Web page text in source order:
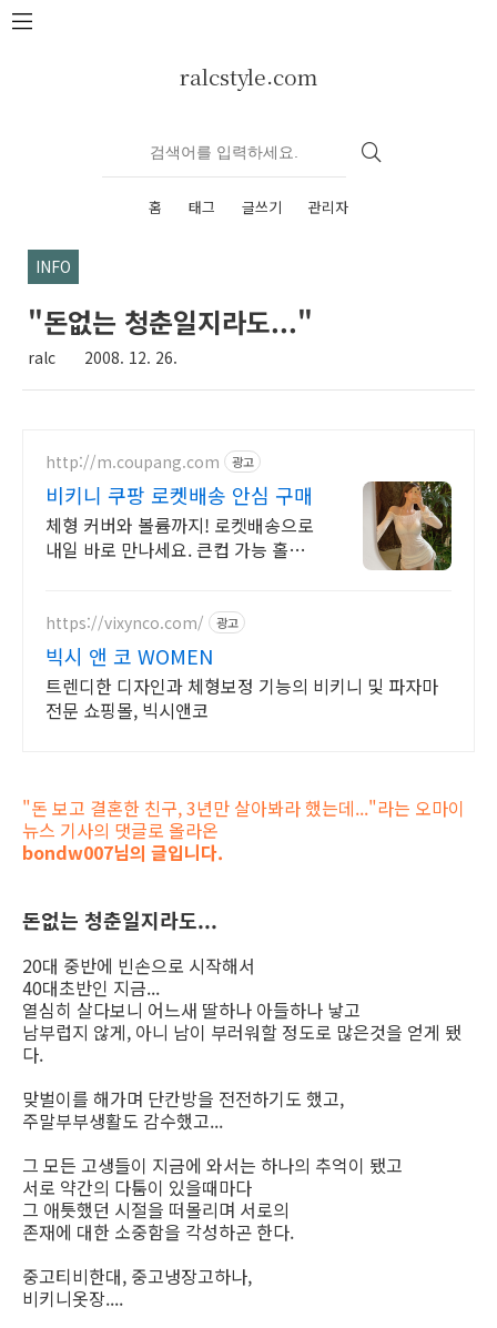
본문 바로가기
ralcstyle.com
홈 태그 글쓰기 관리자
INFO
"돈없는 청춘일지라도..."
ralc 2008. 12. 26.
http://m.coupang.com 광고
비키니 쿠팡 로켓배송 안심 구매
체형 커버와 볼륨까지! 로켓배송으로
내일 바로 만나세요. 큰컵 가능 홀터
https://vixynco.com/ 광고
빅시 앤 코 WOMEN
트렌디한 디자인과 체형보정 기능의 비키니 및 파자마
전문 쇼핑몰, 빅시앤코
"돈 보고 결혼한 친구, 3년만 살아봐라 했는데..."라는 오마이
뉴스 기사의 댓글로 올라온
bondw007님의 글입니다.
돈없는 청춘일지라도...
20대 중반에 빈손으로 시작해서
40대초반인 지금...
열심히 살다보니 어느새 딸하나 아들하나 낳고
남부럽지 않게, 아니 남이 부러워할 정도로 많은것을 얻게 됐
다.
맞벌이를 해가며 단칸방을 전전하기도 했고,
주말부부생활도 감수했고...
그 모든 고생들이 지금에 와서는 하나의 추억이 됐고
서로 약간의 다툼이 있을때마다
그 애틋했던 시절을 떠몰리며 서로의
존재에 대한 소중함을 각성하곤 한다.
중고티비한대, 중고냉장고하나,
비키니옷장....